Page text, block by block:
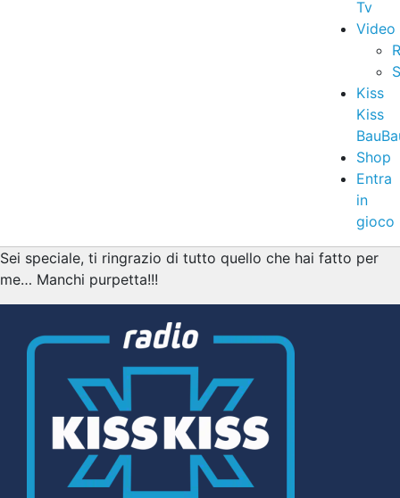
Tv
Video
Kiss
Kiss
Shop
Entra
in
gioco
Sei speciale, ti ringrazio di tutto quello che hai fatto per
me… Manchi purpetta!!!